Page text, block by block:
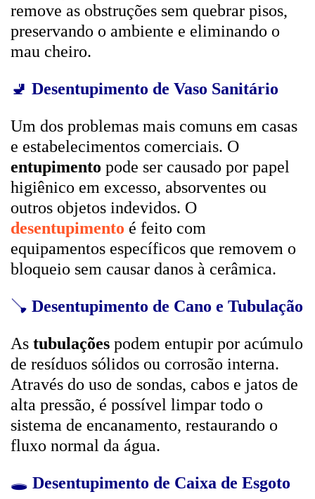
remove as obstruções sem quebrar pisos,
preservando o ambiente e eliminando o
mau cheiro.
🚽 Desentupimento de Vaso Sanitário
Um dos problemas mais comuns em casas
e estabelecimentos comerciais. O
entupimento pode ser causado por papel
higiênico em excesso, absorventes ou
outros objetos indevidos. O
desentupimento é feito com
equipamentos específicos que removem o
bloqueio sem causar danos à cerâmica.
🪠 Desentupimento de Cano e Tubulação
As tubulações podem entupir por acúmulo
de resíduos sólidos ou corrosão interna.
Através do uso de sondas, cabos e jatos de
alta pressão, é possível limpar todo o
sistema de encanamento, restaurando o
fluxo normal da água.
🕳️ Desentupimento de Caixa de Esgoto